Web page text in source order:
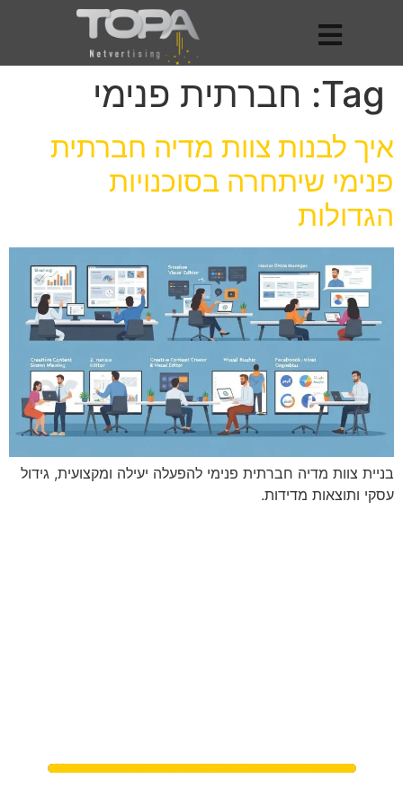
Tag: חברתית פנימי
איך לבנות צוות מדיה חברתית
פנימי שיתחרה בסוכנויות
הגדולות
בניית צוות מדיה חברתית פנימי להפעלה יעילה ומקצועית, גידול
עסקי ותוצאות מדידות.